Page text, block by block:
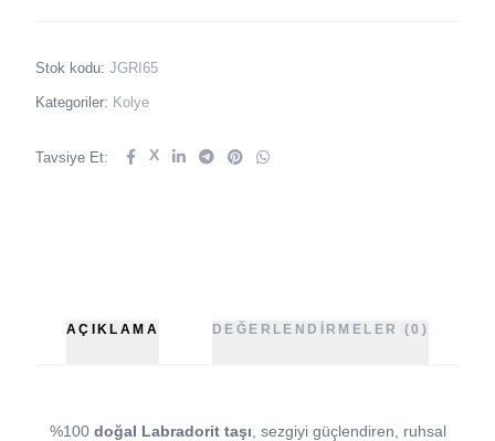
Stok kodu: JGRI65
Kategoriler: Kolye
Tavsiye Et: X
AÇIKLAMA DEĞERLENDIRMELER (0)
%100 doğal Labradorit taşı , sezgiyi güçlendiren, ruhsal